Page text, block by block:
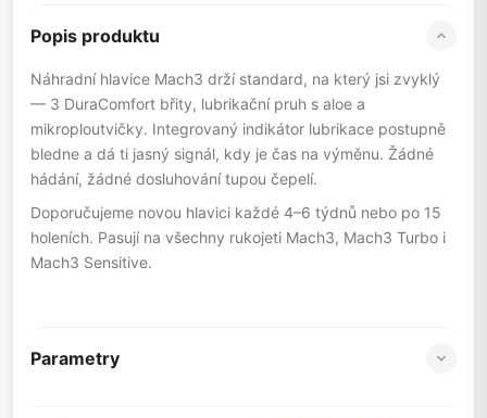
Popis produktu
Náhradní hlavice Mach3 drží standard, na který jsi zvyklý
— 3 DuraComfort břity, lubrikační pruh s aloe a
mikroploutvičky. Integrovaný indikátor lubrikace postupně
bledne a dá ti jasný signál, kdy je čas na výměnu. Žádné
hádání, žádné dosluhování tupou čepelí.
Doporučujeme novou hlavici každé 4–6 týdnů nebo po 15
holeních. Pasují na všechny rukojeti Mach3, Mach3 Turbo i
Mach3 Sensitive.
Parametry